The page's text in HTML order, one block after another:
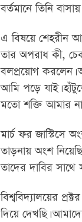
বর্তমানে তিনি
এ বিষয়ে শেহরীন
তার অপরাধ কী,
বলপ্রয়োগ করলেন।
আমি পড়ে যাই।
মতো শক্তি আমার
মার্চ ফর জাস্টিসে
তাড়নায় অংশ
তাদের দাবির সাথে
বিশ্ববিদ্যালয়ের
দিয়ে দেখছি।